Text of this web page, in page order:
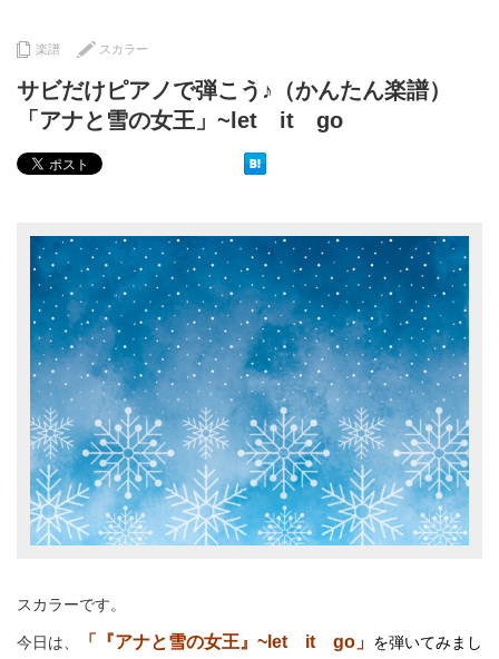
楽譜 スカラー
サビだけピアノで弾こう♪（かんたん楽譜）
「アナと雪の女王」~let it go
スカラーです。
今日は、 「『アナと雪の女王』~let it go」 を弾いてみまし